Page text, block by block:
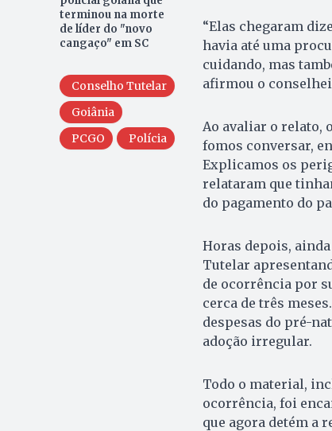
terminou na morte
de líder do "novo
cangaço" em SC
Conselho Tutelar
Goiânia
PCGO
Polícia
“Elas chegaram
havia até uma
cuidando, mas
afirmou o
Ao avaliar o relato,
fomos conversar,
Explicamos os
relataram que
do pagamento do
Horas depois,
Tutelar
de ocorrência por
cerca de três
despesas do pré-
adoção irregular.
Todo o material,
ocorrência, foi
que agora detém a